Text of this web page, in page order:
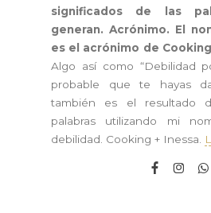
significados de las
generan. Acrónimo. El
es el acrónimo de
Algo así como “Debilidad
probable que te hayas
también es el resultado
palabras utilizando mi
debilidad. Cooking + Inessa.